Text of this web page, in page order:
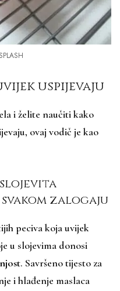
uspijevaju
i želite naučiti kako
ovaj vodič je kao
slojevita
zalogaju
peciva koja uvijek
u slojevima donosi
. Savršeno tijesto za
i hlađenje maslaca